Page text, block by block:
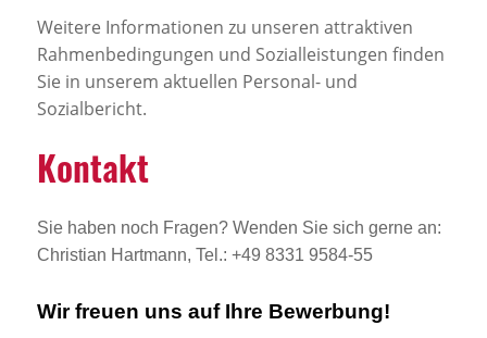
Weitere Informationen zu unseren attraktiven
Rahmenbedingungen und Sozialleistungen finden
Sie in unserem aktuellen Personal- und
Sozialbericht.
Kontakt
Sie haben noch Fragen? Wenden Sie sich gerne an:
Christian Hartmann, Tel.: +49 8331 9584-55
Wir freuen uns auf Ihre Bewerbung!